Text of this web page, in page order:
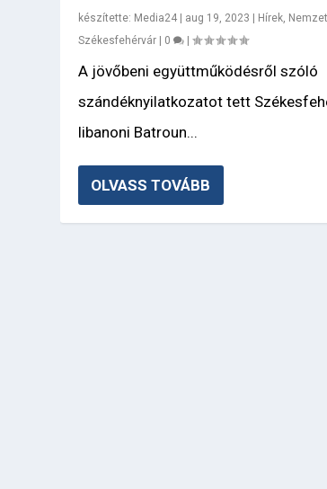
készítette: Media24 | aug 19, 2023 | Hírek
Székesfehérvár | 0 |
A jövőbeni együttműködésről szóló
szándéknyilatkozatot tett
libanoni Batroun...
OLVASS TOVÁBB